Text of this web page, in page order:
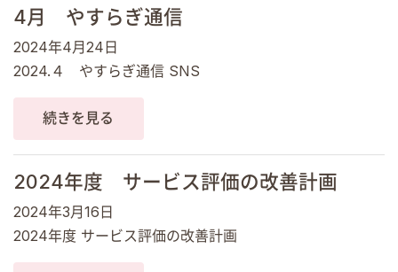
4月 やすらぎ通信
2024年4月24日
2024.４ やすらぎ通信 SNS
続きを見る
2024年度 サービス評価の改善計画
2024年3月16日
2024年度 サービス評価の改善計画